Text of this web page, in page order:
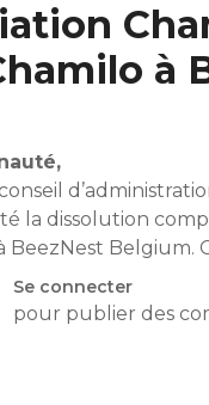
à
Chamilo confie la
Se connecter
pour publier des
la dissolution
BeezNest